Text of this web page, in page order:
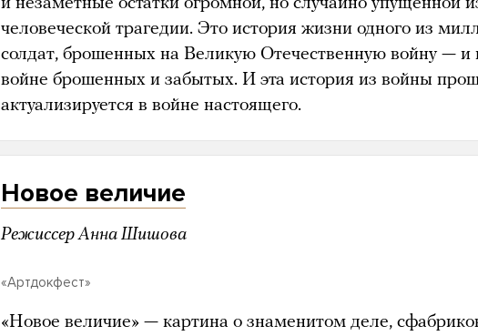
человеческой трагедии. Это история жизни одного из
солдат, брошенных на Великую Отечественную войну — и
войне брошенных и забытых. И эта история из войны
актуализируется в войне настоящего.
Новое величие
Режиссер Анна Шишова
«Артдокфест»
«Новое величие» — картина о знаменитом деле,